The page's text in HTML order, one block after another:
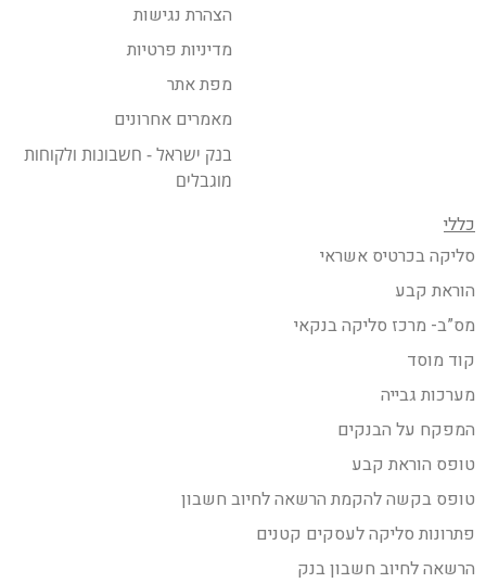
הצהרת נגישות
מדיניות פרטיות
מפת אתר
מאמרים אחרונים
בנק ישראל - חשבונות ולקוחות
מוגבלים
כללי
סליקה בכרטיס אשראי
הוראת קבע
מס”ב- מרכז סליקה בנקאי
קוד מוסד
מערכות גבייה
המפקח על הבנקים
טופס הוראת קבע
טופס בקשה להקמת הרשאה לחיוב חשבון
פתרונות סליקה לעסקים קטנים
הרשאה לחיוב חשבון בנק